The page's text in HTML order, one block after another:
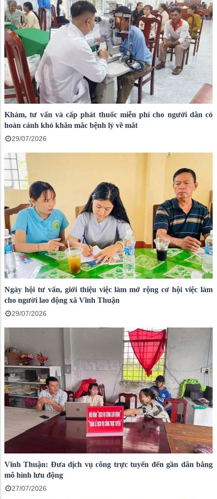
Khám, tư vấn và cấp phát thuốc miễn phí cho người dân có
hoàn cảnh khó khăn mắc bệnh lý về mắt
29/07/2026
Ngày hội tư vấn, giới thiệu việc làm mở rộng cơ hội việc làm
cho người lao động xã Vĩnh Thuận
29/07/2026
Vĩnh Thuận: Đưa dịch vụ công trực tuyến đến gần dân bằng
mô hình lưu động
27/07/2026